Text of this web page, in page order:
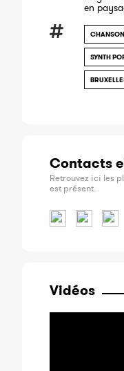
en
SYNTH
Contacts
Retrouvez ici les
est présent.
Vidéos